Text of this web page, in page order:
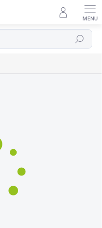
Hledat